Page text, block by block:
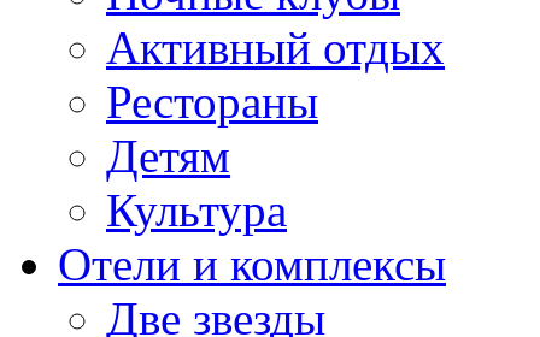
Активный отдых
Рестораны
Детям
Культура
Отели и комплексы
Две звезды